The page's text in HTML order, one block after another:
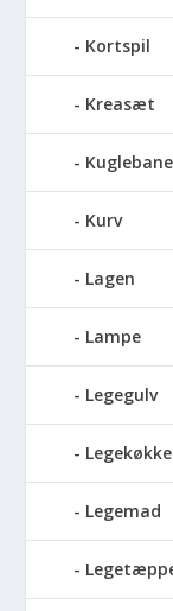
Kortspil
Kreasæt
Kuglebane
Kurv
Lagen
Lampe
Legegulv
Legemad